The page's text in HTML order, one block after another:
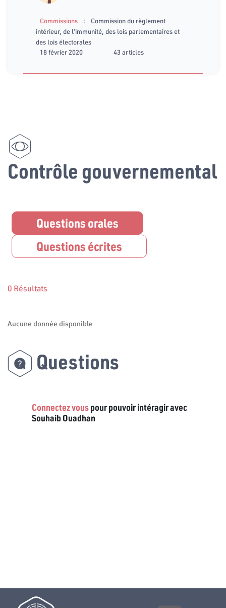
Commissions :
Commission du règlement
intérieur, de l’immunité, des lois parlementaires et
des lois électorales
18 février 2020
43 articles
Contrôle gouvernemental
Questions orales
Questions écrites
0 Résultats
Aucune donnée disponible
Questions
Connectez vouspour pouvoir intéragir avec
Souhaib Ouadhan